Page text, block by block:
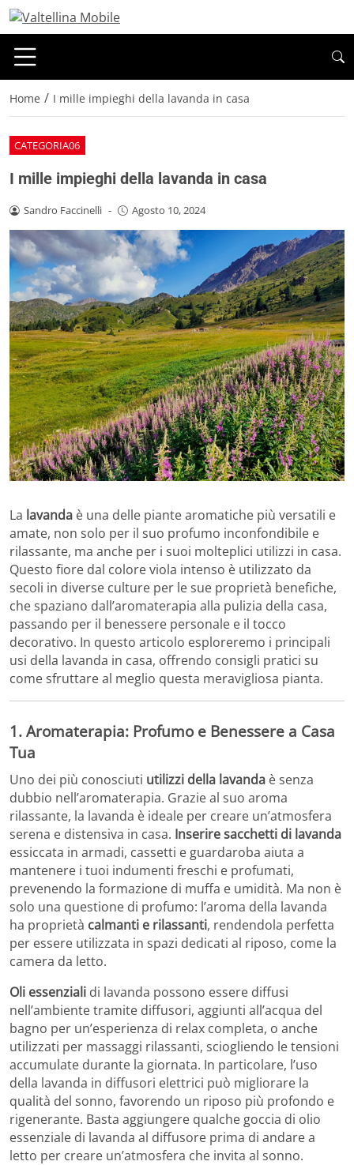
Home / I mille impieghi della lavanda in casa
CATEGORIA06
I mille impieghi della lavanda in casa
Sandro Faccinelli - Agosto 10, 2024
La lavanda è una delle piante aromatiche più versatili e
amate, non solo per il suo profumo inconfondibile e
rilassante, ma anche per i suoi molteplici utilizzi in casa.
Questo fiore dal colore viola intenso è utilizzato da
secoli in diverse culture per le sue proprietà benefiche,
che spaziano dall’aromaterapia alla pulizia della casa,
passando per il benessere personale e il tocco
decorativo. In questo articolo esploreremo i principali
usi della lavanda in casa, offrendo consigli pratici su
come sfruttare al meglio questa meravigliosa pianta.
1. Aromaterapia: Profumo e Benessere a Casa
Tua
Uno dei più conosciuti utilizzi della lavanda è senza
dubbio nell’aromaterapia. Grazie al suo aroma
rilassante, la lavanda è ideale per creare un’atmosfera
serena e distensiva in casa. Inserire sacchetti di lavanda
essiccata in armadi, cassetti e guardaroba aiuta a
mantenere i tuoi indumenti freschi e profumati,
prevenendo la formazione di muffa e umidità. Ma non è
solo una questione di profumo: l’aroma della lavanda
ha proprietà calmanti e rilassanti, rendendola perfetta
per essere utilizzata in spazi dedicati al riposo, come la
camera da letto.
Oli essenziali di lavanda possono essere diffusi
nell’ambiente tramite diffusori, aggiunti all’acqua del
bagno per un’esperienza di relax completa, o anche
utilizzati per massaggi rilassanti, sciogliendo le tensioni
accumulate durante la giornata. In particolare, l’uso
della lavanda in diffusori elettrici può migliorare la
qualità del sonno, favorendo un riposo più profondo e
rigenerante. Basta aggiungere qualche goccia di olio
essenziale di lavanda al diffusore prima di andare a
letto per creare un’atmosfera che invita al sonno.